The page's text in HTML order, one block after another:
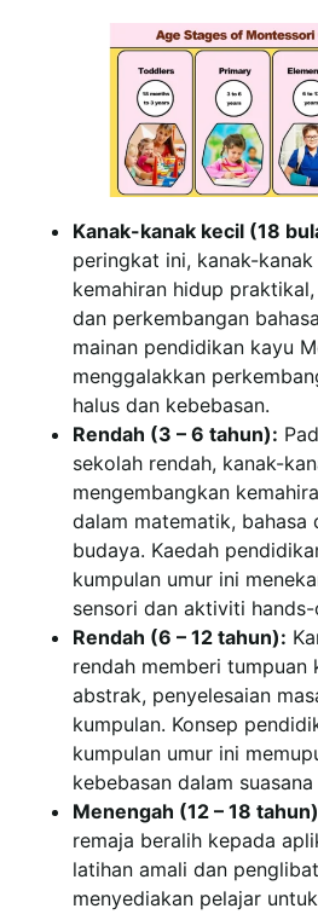
Kanak-kanak kecil (18
peringkat ini, kanak-
kemahiran hidup
dan perkembangan
mainan pendidikan kayu
menggalakkan
halus dan kebebasan.
Rendah (3 – 6 tahun):
sekolah rendah, kanak-
mengembangkan
dalam matematik, bahasa
budaya. Kaedah
kumpulan umur ini
sensori dan aktiviti hands-
Rendah (6 – 12 tahun):
rendah memberi tumpuan
abstrak, penyelesaian
kumpulan. Konsep
kumpulan umur ini
kebebasan dalam
Menengah (12 – 18
remaja beralih kepada
latihan amali dan
menyediakan pelajar